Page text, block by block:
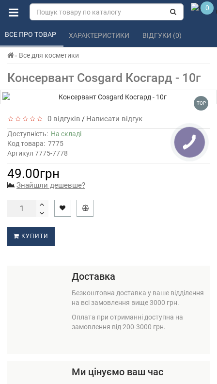
0
Все для косметики
Консервант Cosgard Косгард - 10г
ВСЕ ПРО ТОВАР ХАРАКТЕРИСТИКИ ВІДГУКИ (0)
TOP
0 відгуків / Написати відгук
Доступність: На складі
Код товара: 7775
Артикул 7775-7778
49.00грн
Знайшли дешевше?
КУПИТИ
Доставка
Безкоштовна доставка у ваше відділення
на всі замовлення вище 3000 грн.
Оплата при отриманні доступна на
замовлення від 200-3000 грн.
Ми цінуємо ваш час